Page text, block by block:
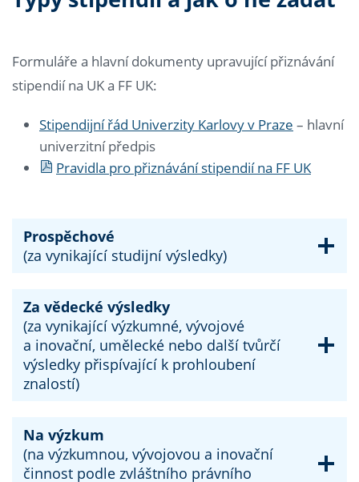
Formuláře a hlavní dokumenty upravující přiznávání
stipendií na UK a FF UK:
Stipendijní řád Univerzity Karlovy v Praze – hlavní
univerzitní předpis
Pravidla pro přiznávání stipendií na FF UK
Prospěchové
(za vynikající studijní výsledky)
Za vědecké výsledky
(za vynikající výzkumné, vývojové
a inovační, umělecké nebo další tvůrčí
výsledky přispívající k prohloubení
znalostí)
Na výzkum
(na výzkumnou, vývojovou a inovační
činnost podle zvláštního právního